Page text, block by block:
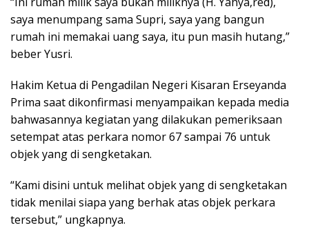
saya menumpang sama Supri, saya yang bangun
rumah ini memakai uang saya, itu pun masih hutang,”
beber Yusri.
Hakim Ketua di Pengadilan Negeri Kisaran Erseyanda
Prima saat dikonfirmasi menyampaikan kepada media
bahwasannya kegiatan yang dilakukan pemeriksaan
setempat atas perkara nomor 67 sampai 76 untuk
objek yang di sengketakan.
“Kami disini untuk melihat objek yang di sengketakan
tidak menilai siapa yang berhak atas objek perkara
tersebut,” ungkapnya.